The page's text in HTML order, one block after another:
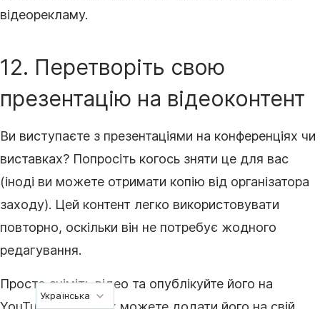
відеорекламу.
12. Перетворіть свою
презентацію на відеоконтент
Ви виступаєте з презентаціями на конференціях чи
виставках? Попросіть когось зняти це для вас
(іноді ви можете отримати копію від організатора
заходу). Цей контент легко використовувати
повторно, оскільки він не потребує жодного
редагування.
Просто знімітьвідео та опублікуйте його на
Українська